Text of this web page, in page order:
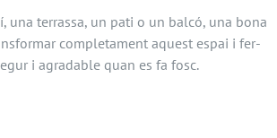
una terrassa, un pati o un balcó, una bona
completament aquest espai i fer-
i agradable quan es fa fosc.